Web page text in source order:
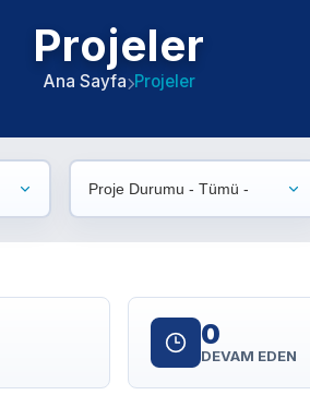
Projeler
Ana Sayfa Projeler
Proje Durumu - Tümü -
0
DEVAM EDEN